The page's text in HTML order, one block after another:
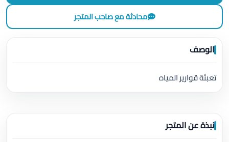
محادثة مع صاحب المتجر
الوصف
تعبئة قوارير المياه
نبذة عن المتجر